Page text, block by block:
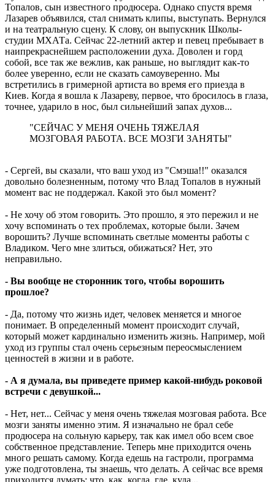
Топалов, сын известного продюсера. Однако спустя время
Лазарев объявился, стал снимать клипы, выступать. Вернулся
и на театральную сцену. К слову, он выпускник Школы-
студии МХАТа. Сейчас 22-летний актер и певец пребывает в
наипрекраснейшем расположении духа. Доволен и горд
собой, все так же вежлив, как раньше, но выглядит как-то
более уверенно, если не сказать самоуверенно. Мы
встретились в гримерной артиста во время его приезда в
Киев. Когда я вошла к Лазареву, первое, что бросилось в глаза,
точнее, ударило в нос, был сильнейший запах духов...
"СЕЙЧАС У МЕНЯ ОЧЕНЬ ТЯЖЕЛАЯ
МОЗГОВАЯ РАБОТА. ВСЕ МОЗГИ ЗАНЯТЫ"
- Сергей, вы сказали, что ваш уход из "Смэша!!" оказался
довольно болезненным, потому что Влад Топалов в нужный
момент вас не поддержал. Какой это был момент?
- Не хочу об этом говорить. Это прошло, я это пережил и не
хочу вспоминать о тех проблемах, которые были. Зачем
ворошить? Лучше вспоминать светлые моменты работы с
Владиком. Чего мне злиться, обижаться? Нет, это
неправильно.
- Вы вообще не сторонник того, чтобы ворошить
прошлое?
- Да, потому что жизнь идет, человек меняется и многое
понимает. В определенный момент происходит случай,
который может кардинально изменить жизнь. Например, мой
уход из группы стал очень серьезным переосмыслением
ценностей в жизни и в работе.
- А я думала, вы приведете пример какой-нибудь роковой
встречи с девушкой...
- Нет, нет... Сейчас у меня очень тяжелая мозговая работа. Все
мозги заняты именно этим. Я изначально не брал себе
продюсера на сольную карьеру, так как имел обо всем свое
собственное представление. Теперь мне приходится очень
много решать самому. Когда едешь на гастроли, программа
уже подготовлена, ты знаешь, что делать. А сейчас все время
приходится думать: что, как, когда, где, куда...